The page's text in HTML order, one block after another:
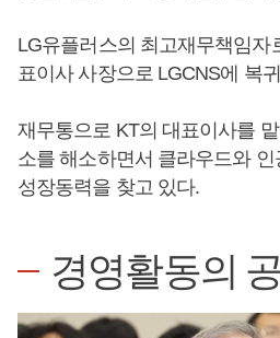
LG유플러스의 최고재무책임자
표이사 사장으로 LGCNS에 복
재무통으로 KT의 대표이사를
소를 해소하면서 클라우드와
성장동력을 찾고 있다.
경영활동의